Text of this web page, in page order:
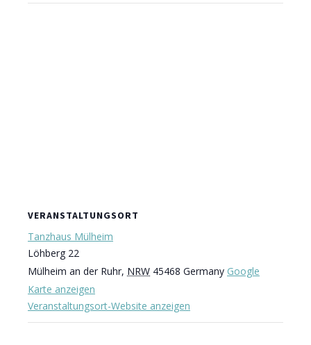
VERANSTALTUNGSORT
Tanzhaus Mülheim
Löhberg 22
Mülheim an der Ruhr, NRW 45468 Germany Google
Karte anzeigen
Veranstaltungsort-Website anzeigen